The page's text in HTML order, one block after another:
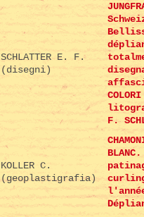
SCHLATTER E. F.
(disegni)
F.
KOLLER C.
(geoplastigrafia)